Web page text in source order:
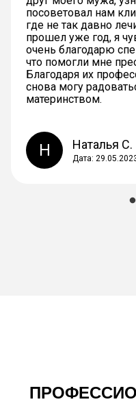
посоветовал нам
где не так давно
прошел уже год, я
очень благодарю
что помогли мне
Благодаря их
снова могу
материнством.
Н Наталья С.
Дата: